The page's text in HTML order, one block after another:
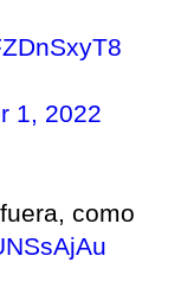
1, 2022
como